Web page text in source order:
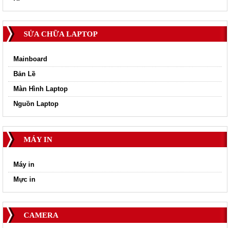
SỬA CHỮA LAPTOP
Mainboard
Bản Lề
Màn Hình Laptop
Nguồn Laptop
MÁY IN
Máy in
Mực in
CAMERA